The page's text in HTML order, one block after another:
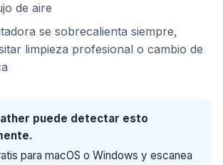
de aire
se sobrecalienta siempre,
limpieza profesional o cambio de
puede detectar esto
para macOS o Windows y escanea